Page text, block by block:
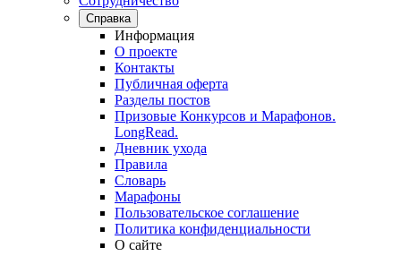
Справка
Информация
О проекте
Контакты
Публичная оферта
Разделы постов
Призовые Конкурсов и Марафонов.
LongRead.
Дневник ухода
Правила
Словарь
Марафоны
Пользовательское соглашение
Политика конфиденциальности
О сайте